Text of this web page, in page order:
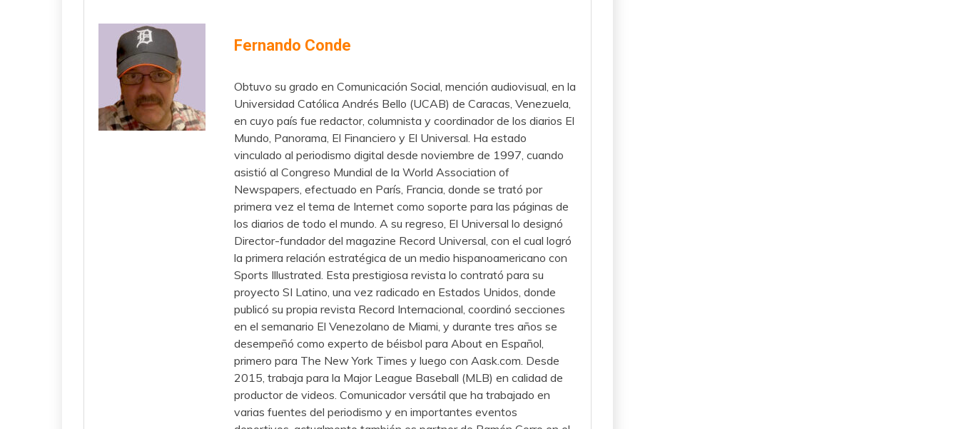
Fernando Conde
Obtuvo su grado en Comunicación Social, mención audiovisual, en la
Universidad Católica Andrés Bello (UCAB) de Caracas, Venezuela,
en cuyo país fue redactor, columnista y coordinador de los diarios El
Mundo, Panorama, El Financiero y El Universal. Ha estado
vinculado al periodismo digital desde noviembre de 1997, cuando
asistió al Congreso Mundial de la World Association of
Newspapers, efectuado en París, Francia, donde se trató por
primera vez el tema de Internet como soporte para las páginas de
los diarios de todo el mundo. A su regreso, El Universal lo designó
Director-fundador del magazine Record Universal, con el cual logró
la primera relación estratégica de un medio hispanoamericano con
Sports Illustrated. Esta prestigiosa revista lo contrató para su
proyecto SI Latino, una vez radicado en Estados Unidos, donde
publicó su propia revista Record Internacional, coordinó secciones
en el semanario El Venezolano de Miami, y durante tres años se
desempeñó como experto de béisbol para About en Español,
primero para The New York Times y luego con Aask.com. Desde
2015, trabaja para la Major League Baseball (MLB) en calidad de
productor de videos. Comunicador versátil que ha trabajado en
varias fuentes del periodismo y en importantes eventos